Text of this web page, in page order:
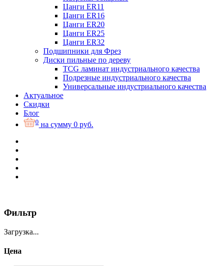
Цанги ER11
Цанги ER16
Цанги ER20
Цанги ER25
Цанги ER32
Подшипники для Фрез
Диски пильные по дереву
TCG ламинат индустриального качества
Подрезные индустриального качества
Универсальные индустриального качества
Актуальное
Скидки
Блог
0 на сумму 0 руб.
Фильтр
Загрузка...
Цена